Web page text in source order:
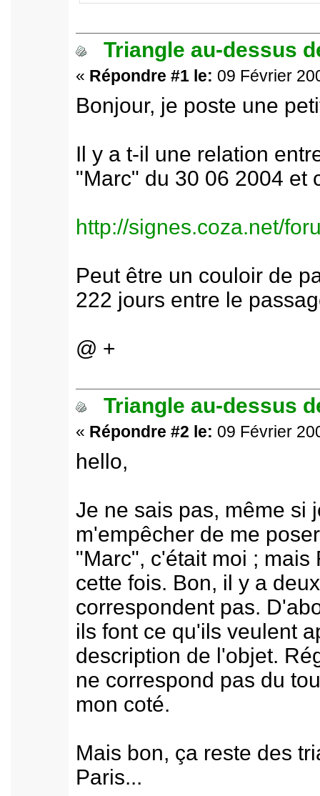
Triangle au-dessus
« Répondre #1 le: 09 Février
Bonjour, je poste une
Il y a t-il une relation
"Marc" du 30 06 2004 et
http://signes.coza.net/
Peut être un couloir de
222 jours entre le
@ +
Triangle au-dessus
« Répondre #2 le: 09 Février
hello,
Je ne sais pas, même si
m'empêcher de me
"Marc", c'était moi ;
cette fois. Bon, il y a
correspondent pas.
ils font ce qu'ils veulent
description de l'objet.
ne correspond pas du
mon coté.
Mais bon, ça reste des
Paris...